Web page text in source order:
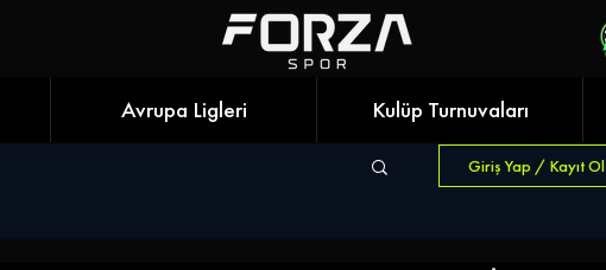
Avrupa Ligleri Kulüp Turnuvaları
Giriş Yap / Kayıt Ol